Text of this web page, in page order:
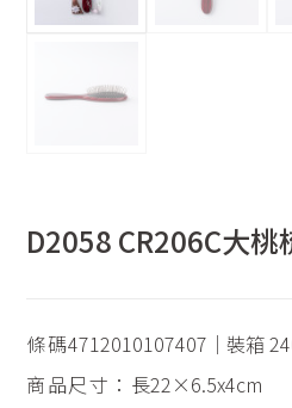
D2058 CR206C大桃
條碼4712010107407｜裝箱
商品尺寸： 長22×6.5x4cm